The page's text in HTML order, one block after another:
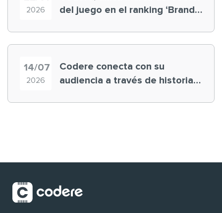
2026
del juego en el ranking ‘Brand
14/07
2026
Codere conecta con su
audiencia a través de historias